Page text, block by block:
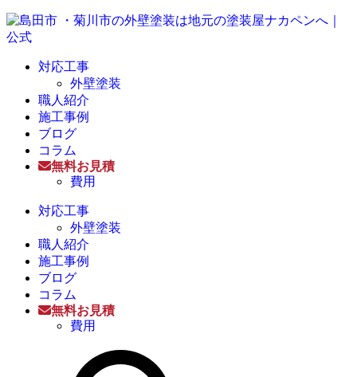
対応工事
外壁塗装
職人紹介
施工事例
ブログ
コラム
無料お見積
費用
対応工事
外壁塗装
職人紹介
施工事例
ブログ
コラム
無料お見積
費用